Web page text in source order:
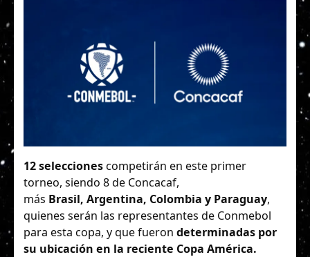
12 selecciones competirán en este primer
torneo, siendo 8 de Concacaf,
más Brasil, Argentina, Colombia y Paraguay,
quienes serán las representantes de Conmebol
para esta copa, y que fueron determinadas por
su ubicación en la reciente Copa América.